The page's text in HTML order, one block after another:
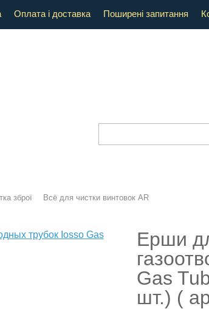
Оплата і доставка Поширені запитання
зброї Всё для чистки винтовок AR
Ерши
Gas
шт.) (